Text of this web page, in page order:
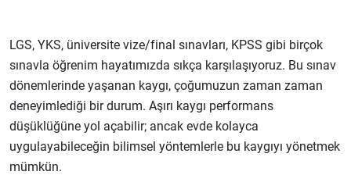
LGS, YKS, üniversite vize/final sınavları, KPSS gibi birçok
sınavla öğrenim hayatımızda sıkça karşılaşıyoruz. Bu sınav
dönemlerinde yaşanan kaygı, çoğumuzun zaman zaman
deneyimlediği bir durum. Aşırı kaygı performans
düşüklüğüne yol açabilir; ancak evde kolayca
uygulayabileceğin bilimsel yöntemlerle bu kaygıyı yönetmek
mümkün.